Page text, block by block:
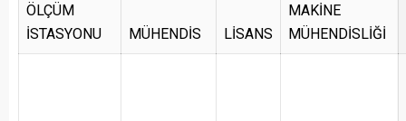
ÖLÇÜM
İSTASYONU
MÜHENDİS LİSANS
MAKİNE
MÜHENDİSLİĞİ